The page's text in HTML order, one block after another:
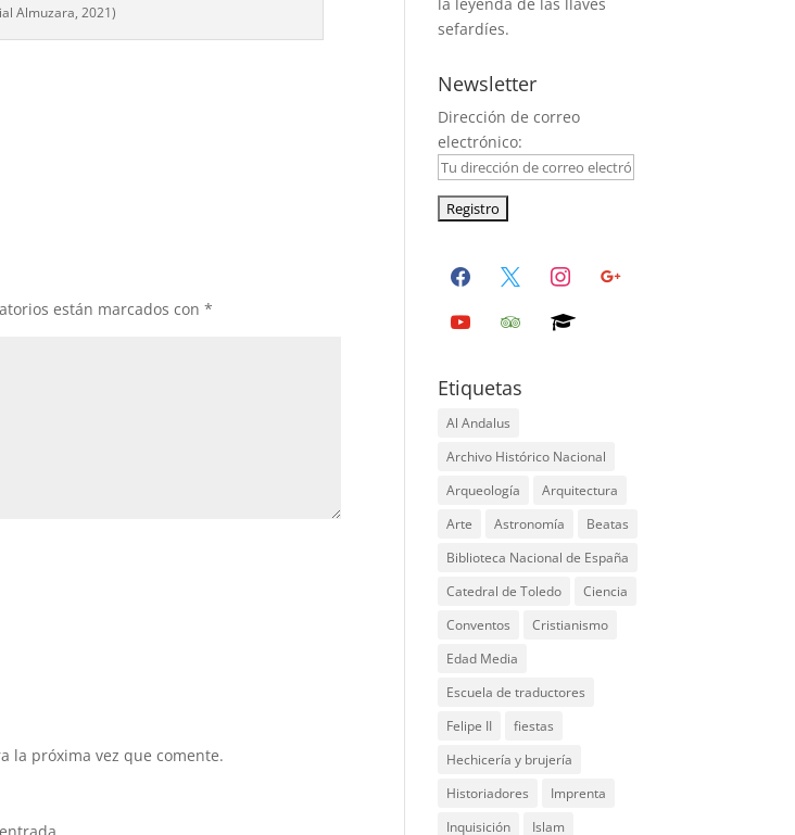
Almuzara, 2021)
están marcados con*
la próxima vez que comente.
sefardíes.
Newsletter
Dirección de correo
electrónico:
facebook instagramgoogle
youtubetripadvisorgraduation-
Etiquetas
Al Andalus
Archivo Histórico Nacional
Arqueología
Arquitectura
Arte
Astronomía
Beatas
Biblioteca Nacional de España
Catedral de Toledo
Ciencia
Conventos
Cristianismo
Edad Media
Escuela de traductores
Felipe II
fiestas
Hechicería y brujería
Historiadores
Imprenta
Inquisición
Islam